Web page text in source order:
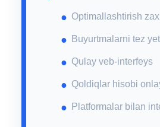
Optimallashtirish
Buyurtmalarni tez
Qulay veb-interfeys
Qoldiqlar hisobi
Platformalar bilan